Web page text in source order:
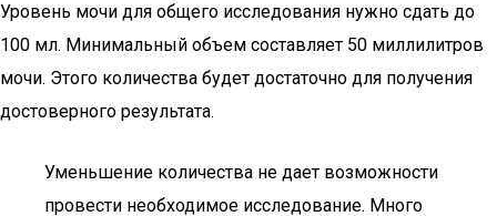
Уровень мочи для общего исследования нужно сдать до
100 мл. Минимальный объем составляет 50 миллилитров
мочи. Этого количества будет достаточно для получения
достоверного результата.
Уменьшение количества не дает возможности
провести необходимое исследование. Много